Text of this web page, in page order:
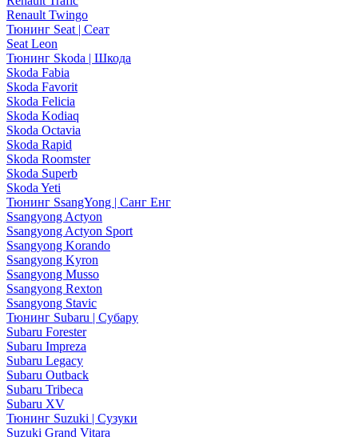
Renault Twingo
Тюнинг Seat | Сеат
Seat Leon
Тюнинг Skoda | Шкода
Skoda Fabia
Skoda Favorit
Skoda Felicia
Skoda Kodiaq
Skoda Octavia
Skoda Rapid
Skoda Roomster
Skoda Superb
Skoda Yeti
Тюнинг SsangYong | Санг Енг
Ssangyong Actyon
Ssangyong Actyon Sport
Ssangyong Korando
Ssangyong Kyron
Ssangyong Musso
Ssangyong Rexton
Ssangyong Stavic
Тюнинг Subaru | Субару
Subaru Forester
Subaru Impreza
Subaru Legacy
Subaru Outback
Subaru Tribeca
Subaru XV
Тюнинг Suzuki | Сузуки
Suzuki Grand Vitara